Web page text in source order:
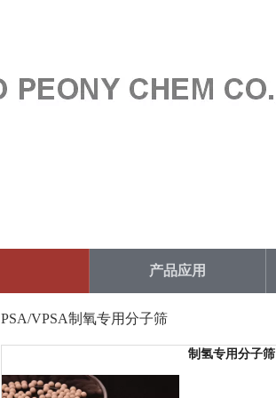
产品应用
PSA/VPSA制氧专用分子筛
制氢专用分子筛